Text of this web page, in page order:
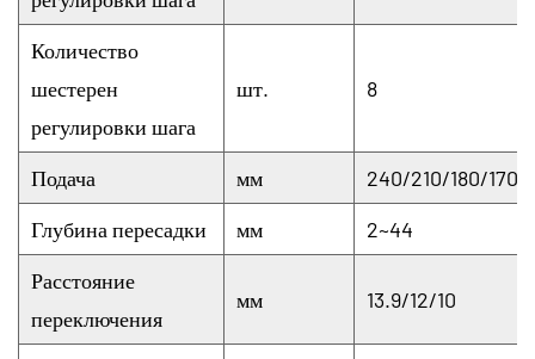
Количество
шестерен
регулировки шага
шт. 8
Подача мм
240/210/180/170/
Глубина пересадки
мм
2~44
Расстояние
переключения
мм 13.9/12/10